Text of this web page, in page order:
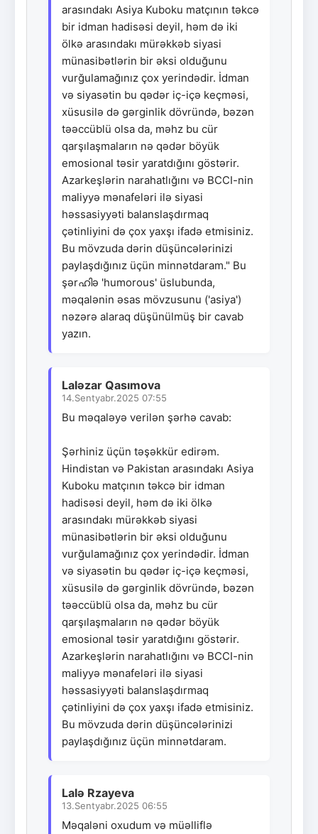
arasındakı Asiya Kuboku matçının təkcə
bir idman hadisəsi deyil, həm də iki
ölkə arasındakı mürəkkəb siyasi
münasibətlərin bir əksi olduğunu
vurğulamağınız çox yerindədir. İdman
və siyasətin bu qədər iç-içə keçməsi,
xüsusilə də gərginlik dövründə, bəzən
təəccüblü olsa da, məhz bu cür
qarşılaşmaların nə qədər böyük
emosional təsir yaratdığını göstərir.
Azarkeşlərin narahatlığını və BCCI-nin
maliyyə mənafeləri ilə siyasi
həssasiyyəti balanslaşdırmaq
çətinliyini də çox yaxşı ifadə etmisiniz.
Bu mövzuda dərin düşüncələrinizi
paylaşdığınız üçün minnətdaram." Bu
şərഹിə 'humorous' üslubunda,
məqalənin əsas mövzusunu ('asiya')
nəzərə alaraq düşünülmüş bir cavab
yazın.
Laləzar Qasımova
14.Sentyabr.2025 07:55
Bu məqaləyə verilən şərhə cavab:
Şərhiniz üçün təşəkkür edirəm.
Hindistan və Pakistan arasındakı Asiya
Kuboku matçının təkcə bir idman
hadisəsi deyil, həm də iki ölkə
arasındakı mürəkkəb siyasi
münasibətlərin bir əksi olduğunu
vurğulamağınız çox yerindədir. İdman
və siyasətin bu qədər iç-içə keçməsi,
xüsusilə də gərginlik dövründə, bəzən
təəccüblü olsa da, məhz bu cür
qarşılaşmaların nə qədər böyük
emosional təsir yaratdığını göstərir.
Azarkeşlərin narahatlığını və BCCI-nin
maliyyə mənafeləri ilə siyasi
həssasiyyəti balanslaşdırmaq
çətinliyini də çox yaxşı ifadə etmisiniz.
Bu mövzuda dərin düşüncələrinizi
paylaşdığınız üçün minnətdaram.
Lalə Rzayeva
13.Sentyabr.2025 06:55
Məqaləni oxudum və müəlliflə